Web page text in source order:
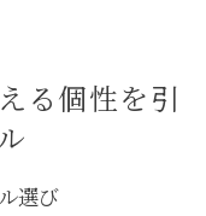
る個性を引
選び